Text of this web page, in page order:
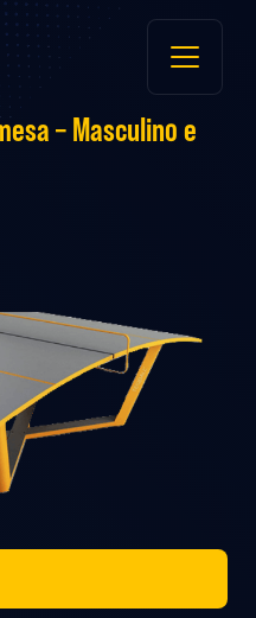
– Masculino e